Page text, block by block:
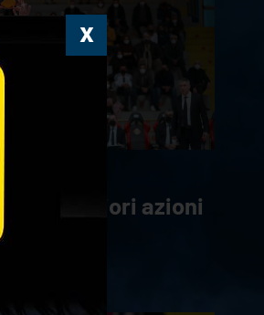
🔥 Le migliori azioni
3-0